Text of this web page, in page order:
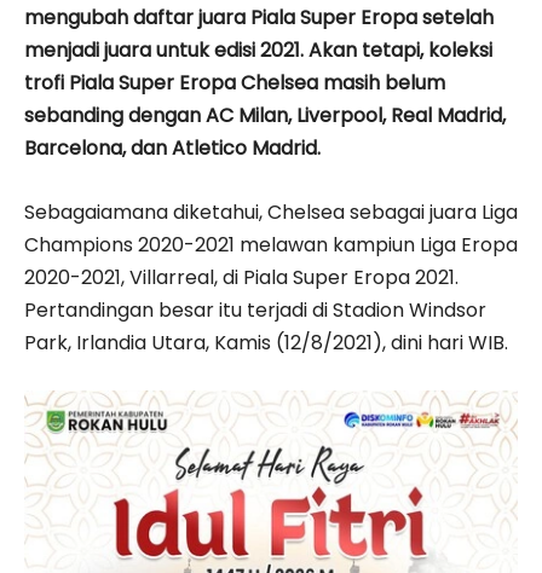
mengubah daftar juara Piala Super Eropa setelah
menjadi juara untuk edisi 2021. Akan tetapi, koleksi
trofi Piala Super Eropa Chelsea masih belum
sebanding dengan AC Milan, Liverpool, Real Madrid,
Barcelona, dan Atletico Madrid.
Sebagaiamana diketahui, Chelsea sebagai juara Liga
Champions 2020-2021 melawan kampiun Liga Eropa
2020-2021, Villarreal, di Piala Super Eropa 2021.
Pertandingan besar itu terjadi di Stadion Windsor
Park, Irlandia Utara, Kamis (12/8/2021), dini hari WIB.